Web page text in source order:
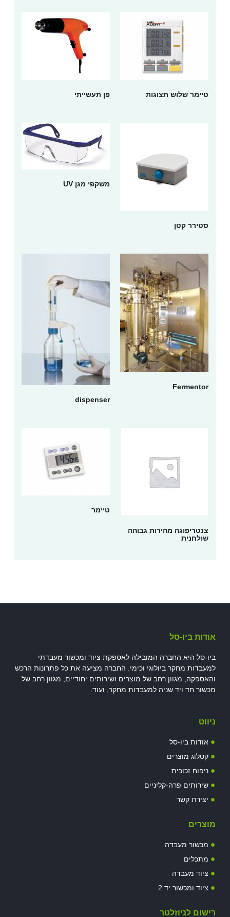
טיימר שלוש תצוגות פן תעשייתי
סטירר קטן
משקפי מגן UV
Fermentor
dispenser
צנטריפוגה מהירות גבוהה
שולחנית
טיימר
אודות ביו-סל
ביו-סל היא החברה המובילה לאספקת ציוד ומכשור מעבדתי
למעבדות מחקר ביולוגי וכימי. החברה מציעה את כל פתרונות הרכש
והאספקה, מגוון רחב של מוצרים ושירותים יחודיים, מגוון רחב של
מכשור חד ויד שניה למעבדות מחקר, ועוד.
ניווט
אודות ביו-סל
קטלוג מוצרים
ניפוח זכוכית
שירותים פרה-קליניים
יצירת קשר
מוצרים
מכשור מעבדה
מתכלים
ציוד מעבדה
ציוד ומכשור יד 2
רישום לניוזלטר